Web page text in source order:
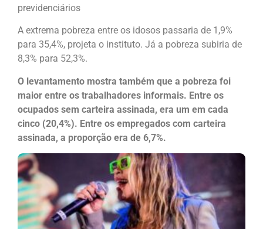
previdenciários
A extrema pobreza entre os idosos passaria de 1,9%
para 35,4%, projeta o instituto. Já a pobreza subiria de
8,3% para 52,3%.
O levantamento mostra também que a pobreza foi
maior entre os trabalhadores informais. Entre os
ocupados sem carteira assinada, era um em cada
cinco (20,4%). Entre os empregados com carteira
assinada, a proporção era de 6,7%.